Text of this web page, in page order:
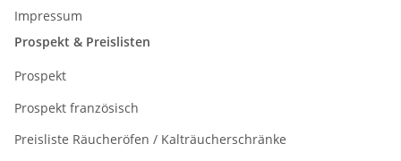
Impressum
Prospekt & Preislisten
Prospekt
Prospekt französisch
Preisliste Räucheröfen / Kalträucherschränke